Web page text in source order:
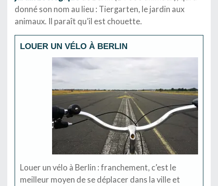
donné son nom au lieu : Tiergarten, le jardin aux
animaux. Il paraît qu’il est chouette.
LOUER UN VÉLO À BERLIN
Louer un vélo à Berlin : franchement, c’est le
meilleur moyen de se déplacer dans la ville et